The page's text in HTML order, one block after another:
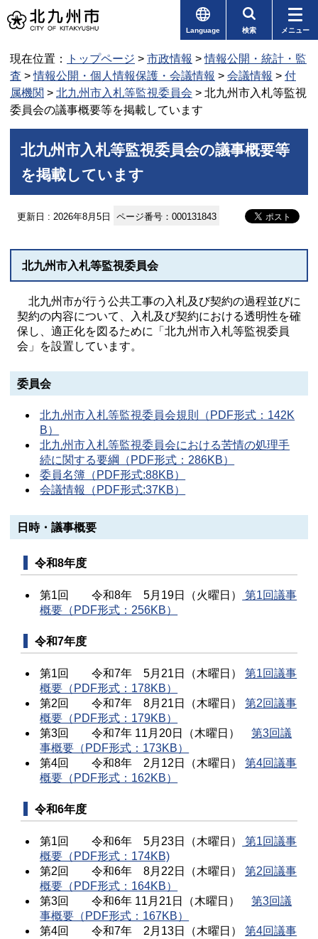
Language 検索 メニュー
現在位置： トップページ > 市政情報 >情報公開・統計・監
査 >情報公開・個人情報保護・会議情報 > 会議情報 > 付
属機関 > 北九州市入札等監視委員会 > 北九州市入札等監視
委員会の議事概要等を掲載しています
北九州市入札等監視委員会の議事概要等
を掲載しています
更新日 : 2026年8月5日 ページ番号：000131843
北九州市入札等監視委員会
北九州市が行う公共工事の入札及び契約の過程並びに
契約の内容について、入札及び契約における透明性を確
保し、適正化を図るために「北九州市入札等監視委員
会」を設置しています。
委員会
北九州市入札等監視委員会規則（PDF形式：142K
B）
北九州市入札等監視委員会における苦情の処理手
続に関する要綱（PDF形式：286KB）
委員名簿（PDF形式:88KB）
会議情報（PDF形式:37KB）
日時・議事概要
令和8年度
第1回 令和8年 5月19日（火曜日）
第1回議事
概要（PDF形式：256KB）
令和7年度
第1回 令和7年 5月21日（木曜日）第1回議事
概要（PDF形式：178KB）
第2回 令和7年 8月21日（木曜日）第2回議事
概要（PDF形式：179KB）
第3回 令和7年 11月20日（木曜日）第3回議
事概要（PDF形式：173KB）
第4回 令和8年 2月12日（木曜日）第4回議事
概要（PDF形式：162KB）
令和6年度
第1回 令和6年 5月23日（木曜日）
第1回議事
概要（PDF形式：174KB)
第2回 令和6年 8月22日（木曜日）第2回議事
概要（PDF形式：164KB）
第3回 令和6年 11月21日（木曜日）第3回議
事概要（PDF形式：167KB）
第4回 令和7年 2月13日（木曜日）第4回議事